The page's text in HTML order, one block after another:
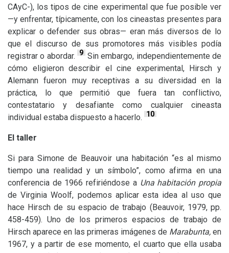
CAyC-), los tipos de cine experimental que fue posible ver
—y enfrentar, típicamente, con los cineastas presentes para
explicar o defender sus obras— eran más diversos de lo
que el discurso de sus promotores más visibles podía
registrar o abordar.
9 Sin embargo, independientemente de
cómo eligieron describir el cine experimental, Hirsch y
Alemann fueron muy receptivas a su diversidad en la
práctica, lo que permitió que fuera tan conflictivo,
contestatario y desafiante como cualquier cineasta
individual estaba dispuesto a hacerlo.
10
El taller
Si para Simone de Beauvoir una habitación “es al mismo
tiempo una realidad y un símbolo”, como afirma en una
conferencia de 1966 refiriéndose a Una habitación propia
de Virginia Woolf, podemos aplicar esta idea al uso que
hace Hirsch de su espacio de trabajo (Beauvoir, 1979, pp.
458-459). Uno de los primeros espacios de trabajo de
Hirsch aparece en las primeras imágenes de Marabunta, en
1967, y a partir de ese momento, el cuarto que ella usaba